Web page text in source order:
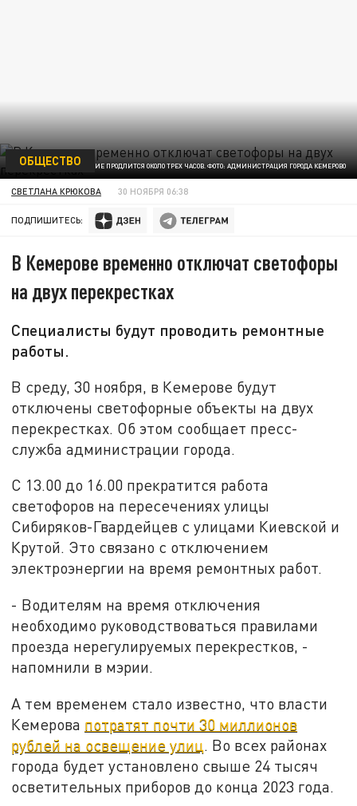
ОТКЛЮЧЕНИЕ ПРОДЛИТСЯ ОКОЛО ТРЕХ ЧАСОВ. ФОТО: АДМИНИСТРАЦИЯ ГОРОДА КЕМЕРОВО
ОБЩЕСТВО
СВЕТЛАНА КРЮКОВА 30 НОЯБРЯ 06:38
ПОДПИШИТЕСЬ:
В Кемерове временно отключат светофоры
на двух перекрестках
Специалисты будут проводить ремонтные
работы.
В среду, 30 ноября, в Кемерове будут
отключены светофорные объекты на двух
перекрестках. Об этом сообщает пресс-
служба администрации города.
С 13.00 до 16.00 прекратится работа
светофоров на пересечениях улицы
Сибиряков-Гвардейцев с улицами Киевской и
Крутой. Это связано с отключением
электроэнергии на время ремонтных работ.
- Водителям на время отключения
необходимо руководствоваться правилами
проезда нерегулируемых перекрестков, -
напомнили в мэрии.
А тем временем стало известно, что власти
Кемерова потратят почти 30 миллионов
рублей на освещение улиц. Во всех районах
города будет установлено свыше 24 тысяч
осветительных приборов до конца 2023 года.